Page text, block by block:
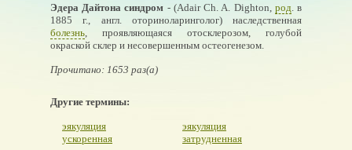
Эдера Дайтона синдром - (Adair Ch. A. Dighton, род. в
1885 г., англ. оториноларинголог) наследственная
болезнь, проявляющаяся отосклерозом, голубой
окраской склер и несовершенным остеогенезом.
Прочитано: 1653 раз(а)
Другие термины:
эякуляция
ускоренная
эякуляция
затрудненная